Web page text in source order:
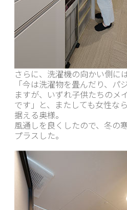
さらに、洗濯機の向かい側に
「今は洗濯物を畳んだり、パ
ますが、いずれ子供たちのメ
です」と、またしても女性な
据える奥様。
風通しを良くしたので、冬の
プラスした。